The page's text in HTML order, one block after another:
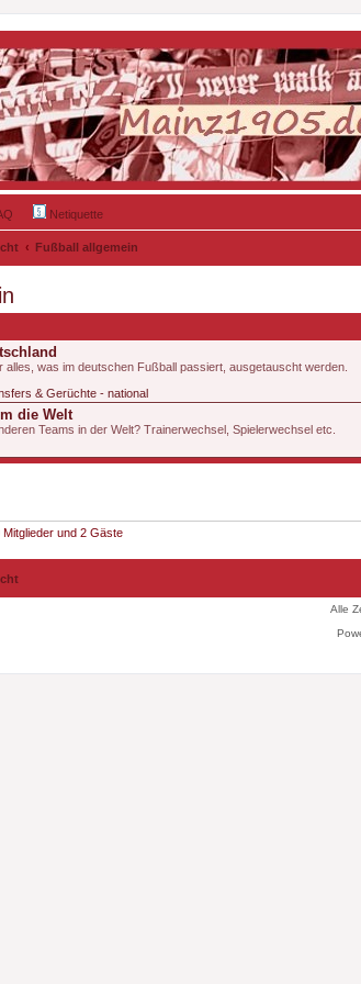
Netiquette
Fußball allgemein
alles, was im deutschen Fußball passiert, ausgetauscht werden.
& Gerüchte - national
die Welt
Teams in der Welt? Trainerwechsel, Spielerwechsel etc.
und 2 Gäste
Alle